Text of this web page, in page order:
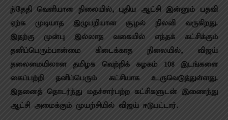
ந்தேதி வெளியான நிலையில், புதிய ஆட்சி இன்னும் பதவி
ஏற்க முடியாத இழுபறியான சூழல் நிலவி வருகிறது.
இதற்கு முன்பு இல்லாத வகையில் எந்தக் கட்சிக்கும்
தனிப்பெரும்பான்மை கிடைக்காத நிலையில், விஜய்
தலைமையிலான தமிழக வெற்றிக் கழகம் 108 இடங்களை
கைப்பற்றி தனிப்பெரும் கட்சியாக உருவெடுத்துள்ளது.
இதனைத் தொடர்ந்து மதச்சார்பற்ற கட்சிகளுடன் இணைந்து
ஆட்சி அமைக்கும் முயற்சியில் விஜய் ஈடுபட்டார்.